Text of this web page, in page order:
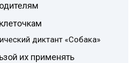
диктант «Собака»
их применять